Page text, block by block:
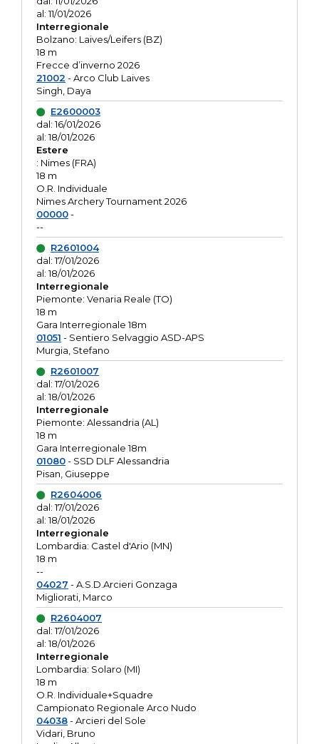
al: 11/01/2026
Interregionale
Bolzano: Laives/Leifers (BZ)
18 m
Frecce d’inverno 2026
21002 - Arco Club Laives
Singh, Daya
E2600003
dal: 16/01/2026
al: 18/01/2026
Estere
: Nimes (FRA)
18 m
O.R. Individuale
Nimes Archery Tournament 2026
00000-
--
R2601004
dal: 17/01/2026
al: 18/01/2026
Interregionale
Piemonte: Venaria Reale (TO)
18 m
Gara Interregionale 18m
01051 - Sentiero Selvaggio ASD-APS
Murgia, Stefano
R2601007
dal: 17/01/2026
al: 18/01/2026
Interregionale
Piemonte: Alessandria (AL)
18 m
Gara Interregionale 18m
01080- SSD DLF Alessandria
Pisan, Giuseppe
R2604006
dal: 17/01/2026
al: 18/01/2026
Interregionale
Lombardia: Castel d'Ario (MN)
18 m
--
04027 - A.S.D.Arcieri Gonzaga
Migliorati, Marco
R2604007
dal: 17/01/2026
al: 18/01/2026
Interregionale
Lombardia: Solaro (MI)
18 m
O.R. Individuale+Squadre
Campionato Regionale Arco Nudo
04038- Arcieri del Sole
Vidari, Bruno